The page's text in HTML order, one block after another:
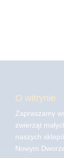
O witrynie
Zapraszamy
zwierząt
naszych
Nowym